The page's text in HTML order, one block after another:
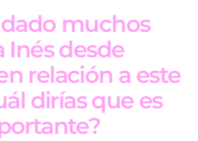
muchos
Inés desde
relación a este
dirías que es